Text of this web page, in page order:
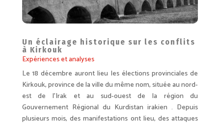
Un éclairage historique sur les conflits
à Kirkouk
Expériences et analyses
Le 18 décembre auront lieu les élections provinciales de
Kirkouk, province de la ville du même nom, située au nord-
est de l’Irak et au sud-ouest de la région du
Gouvernement Régional du Kurdistan irakien . Depuis
plusieurs mois, des manifestations ont lieu, des attaques